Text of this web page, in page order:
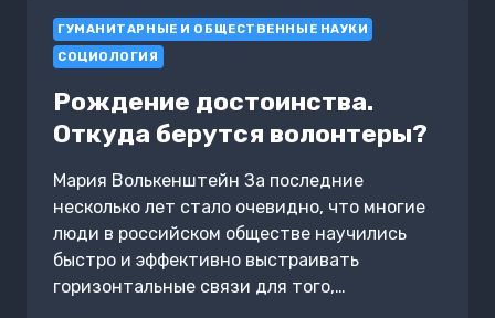
ГУМАНИТАРНЫЕ И ОБЩЕСТВЕННЫЕ НАУКИ
СОЦИОЛОГИЯ
Рождение достоинства.
Откуда берутся волонтеры?
Мария Волькенштейн За последние
несколько лет стало очевидно, что многие
люди в российском обществе научились
быстро и эффективно выстраивать
горизонтальные связи для того,…